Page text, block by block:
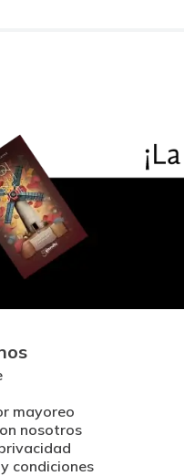
mayoreo
nosotros
condiciones